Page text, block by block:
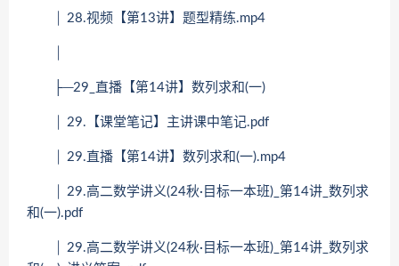
│ 28.视频【第13讲】题型精练.mp4
├─29_直播【第14讲】数列求和(一)
│ 29.【课堂笔记】主讲课中笔记.pdf
│ 29.直播【第14讲】数列求和(一).mp4
│ 29.高二数学讲义(24秋·目标一本班)_第14讲_数列求
和(一).pdf
│ 29.高二数学讲义(24秋·目标一本班)_第14讲_数列求